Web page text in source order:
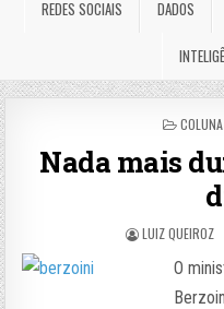
REDES SOCIAIS DADOS
POSTED
Nada mais
LUIZ QUEIROZ
O